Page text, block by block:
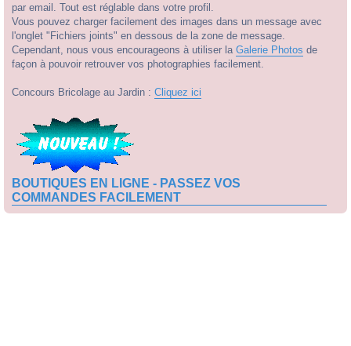
par email. Tout est réglable dans votre profil.
Vous pouvez charger facilement des images dans un message avec
l'onglet "Fichiers joints" en dessous de la zone de message.
Cependant, nous vous encourageons à utiliser la Galerie Photos de
façon à pouvoir retrouver vos photographies facilement.
Concours Bricolage au Jardin : Cliquez ici
BOUTIQUES EN LIGNE - PASSEZ VOS
COMMANDES FACILEMENT